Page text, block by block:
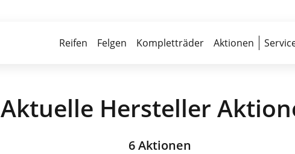
Reifen Felgen Kompletträder Aktionen
Aktuelle Hersteller
6 Aktionen